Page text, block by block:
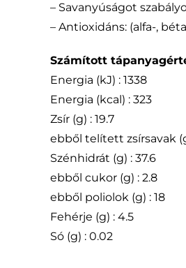
– Savanyúságot
– Antioxidáns: (alfa-,
Számított
Energia (kJ) : 1338
Energia (kcal) : 323
Zsír (g) : 19.7
ebből telített zsírsavak
Szénhidrát (g) : 37.6
ebből cukor (g) : 2.8
ebből poliolok (g) : 18
Fehérje (g) : 4.5
Só (g) : 0.02